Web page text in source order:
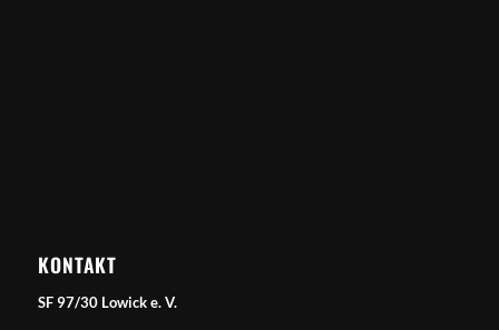
KONTAKT
SF 97/30 Lowick e. V.